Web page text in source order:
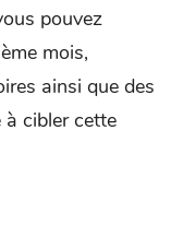
pouvez
mois,
ainsi que des
cibler cette